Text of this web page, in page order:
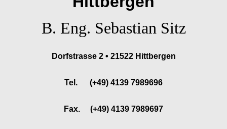
B. Eng. Sebastian Sitz
Dorfstrasse 2 • 21522 Hittbergen
Tel. (+49) 4139 7989696
Fax. (+49) 4139 7989697